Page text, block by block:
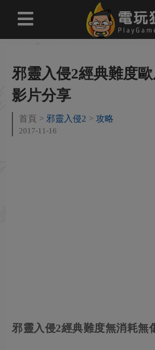
邪靈入侵2經典難度
影片分享
首頁 邪靈入侵2 攻略
2017-11-16
邪靈入侵2經典難度無消耗無